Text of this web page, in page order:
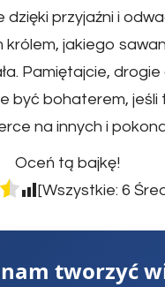
dzięki przyjaźni i
królem, jakiego
Pamiętajcie, drogie
być bohaterem, jeśli
na innych i
Oceń tą bajkę!
[Wszystkie: 6
tworzyć